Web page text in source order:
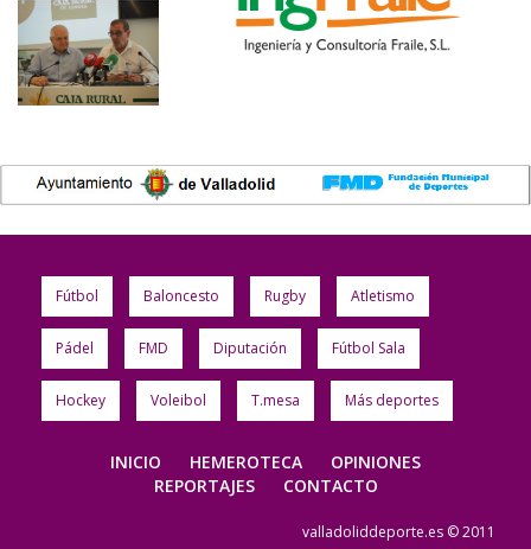
Fútbol Baloncesto Rugby Atletismo
Pádel FMD Diputación Fútbol Sala
Hockey Voleibol T.mesa Más deportes
INICIO HEMEROTECA
OPINIONES
REPORTAJES
CONTACTO
valladoliddeporte.es © 2011